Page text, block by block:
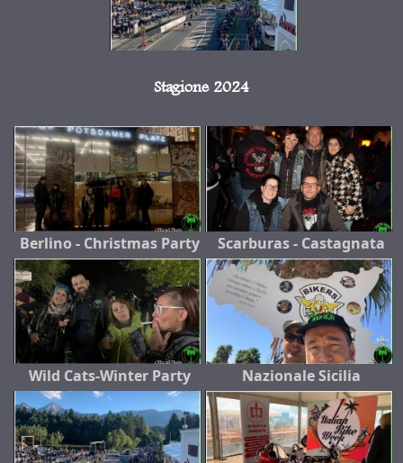
Stagione 2024
Berlino - Christmas Party Scarburas - Castagnata
Wild Cats-Winter Party Nazionale Sicilia